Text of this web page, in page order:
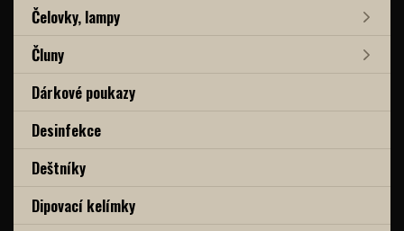
Čelovky, lampy
Čluny
Dárkové poukazy
Desinfekce
Deštníky
Dipovací kelímky